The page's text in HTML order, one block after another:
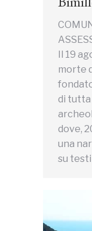
Il 19
morte
di tutta
dove,
una
su